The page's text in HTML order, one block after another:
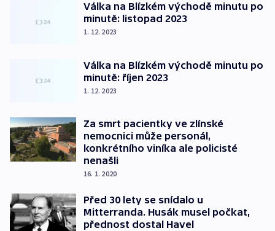
Válka na Blízkém východě minutu po
minutě: listopad 2023
1. 12. 2023
Válka na Blízkém východě minutu po
minutě: říjen 2023
1. 12. 2023
Za smrt pacientky ve zlínské
nemocnici může personál,
konkrétního viníka ale policisté
nenašli
16. 1. 2020
Před 30 lety se snídalo u
Mitterranda. Husák musel počkat,
přednost dostal Havel